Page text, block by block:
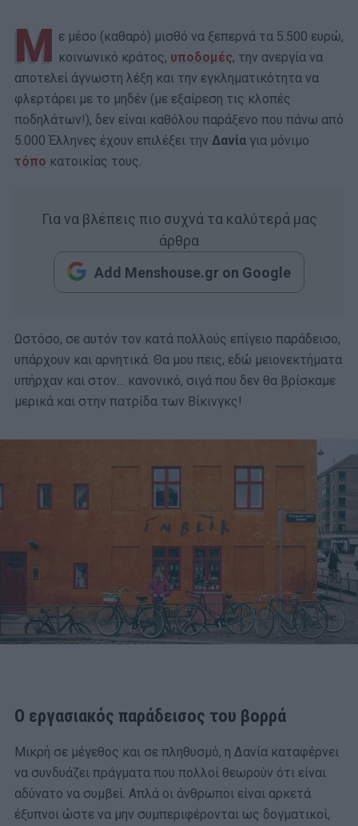
Μ ε μέσο (καθαρό) μισθό να ξεπερνά τα 5.500 ευρώ,
κοινωνικό κράτος, υποδομές, την ανεργία να
αποτελεί άγνωστη λέξη και την εγκληματικότητα να
φλερτάρει με το μηδέν (με εξαίρεση τις κλοπές
ποδηλάτων!), δεν είναι καθόλου παράξενο που πάνω από
5.000 Έλληνες έχουν επιλέξει την Δανία για μόνιμο
τόπο κατοικίας τους.
Για να βλέπεις πιο συχνά τα καλύτερά μας
άρθρα
Add Menshouse.gr on Google
Ωστόσο, σε αυτόν τον κατά πολλούς επίγειο παράδεισο,
υπάρχουν και αρνητικά. Θα μου πεις, εδώ μειονεκτήματα
υπήρχαν και στον… κανονικό, σιγά που δεν θα βρίσκαμε
μερικά και στην πατρίδα των Βίκινγκς!
Ο εργασιακός παράδεισος του βορρά
Μικρή σε μέγεθος και σε πληθυσμό, η Δανία καταφέρνει
να συνδυάζει πράγματα που πολλοί θεωρούν ότι είναι
αδύνατο να συμβεί. Απλά οι άνθρωποι είναι αρκετά
έξυπνοι ώστε να μην συμπεριφέρονται ως δογματικοί,